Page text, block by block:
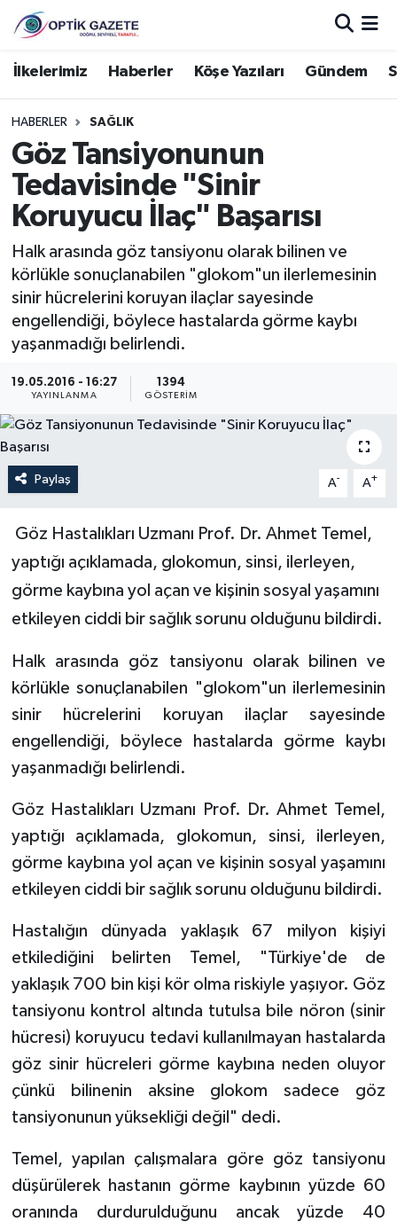
İlkelerimiz Haberler Köşe Yazıları Gündem
HABERLER SAĞLIK
Göz Tansiyonunun
Tedavisinde "Sinir
Koruyucu İlaç" Başarısı
Halk arasında göz tansiyonu olarak bilinen ve
körlükle sonuçlanabilen "glokom"un ilerlemesinin
sinir hücrelerini koruyan ilaçlar sayesinde
engellendiği, böylece hastalarda görme kaybı
yaşanmadığı belirlendi.
19.05.2016 - 16:27
YAYINLANMA
1394
GÖSTERIM
Paylaş A- A+
Göz Hastalıkları Uzmanı Prof. Dr. Ahmet Temel,
yaptığı açıklamada, glokomun, sinsi, ilerleyen,
görme kaybına yol açan ve kişinin sosyal yaşamını
etkileyen ciddi bir sağlık sorunu olduğunu bildirdi.
Halk arasında göz tansiyonu olarak bilinen ve
körlükle sonuçlanabilen "glokom"un ilerlemesinin
sinir hücrelerini koruyan ilaçlar sayesinde
engellendiği, böylece hastalarda görme kaybı
yaşanmadığı belirlendi.
Göz Hastalıkları Uzmanı Prof. Dr. Ahmet Temel,
yaptığı açıklamada, glokomun, sinsi, ilerleyen,
görme kaybına yol açan ve kişinin sosyal yaşamını
etkileyen ciddi bir sağlık sorunu olduğunu bildirdi.
Hastalığın dünyada yaklaşık 67 milyon kişiyi
etkilediğini belirten Temel, "Türkiye'de de
yaklaşık 700 bin kişi kör olma riskiyle yaşıyor. Göz
tansiyonu kontrol altında tutulsa bile nöron (sinir
hücresi) koruyucu tedavi kullanılmayan hastalarda
göz sinir hücreleri görme kaybına neden oluyor
çünkü bilinenin aksine glokom sadece göz
tansiyonunun yüksekliği değil" dedi.
Temel, yapılan çalışmalara göre göz tansiyonu
düşürülerek hastanın görme kaybının yüzde 60
oranında durdurulduğunu ancak yüzde 40
Nöbetçi Eczaneler
Hava Durumu
İstanbul Namaz Vakitleri
Süper Lig Puan Durumu ve Fikstür
Tüm Manşetler
Son Dakika Haberleri
Haber Arşivi